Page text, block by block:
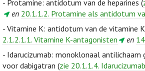
- Protamine: antidotum van de heparines (
en 20.1.1.2. Protamine als antidotum
- Vitamine K: antidotum van de vitamine
2.1.2.1.1. Vitamine K-antagonisten
en
- Idarucizumab: monoklonaal
voor dabigatran (zie 20.1.1.4.